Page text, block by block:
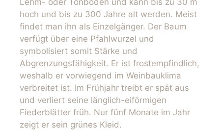
hoch und bis zu 300 Jahre alt werden. Meist
findet man ihn als Einzelgänger. Der Baum
verfügt über eine Pfahlwurzel und
symbolisiert somit Stärke und
Abgrenzungsfähigkeit. Er ist frostempfindlich,
weshalb er vorwiegend im Weinbauklima
verbreitet ist. Im Frühjahr treibt er spät aus
und verliert seine länglich-eiförmigen
Fiederblätter früh. Nur fünf Monate im Jahr
zeigt er sein grünes Kleid.